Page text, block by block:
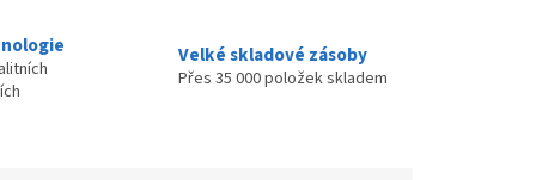
Velké skladové zásoby
Přes 35 000 položek skladem